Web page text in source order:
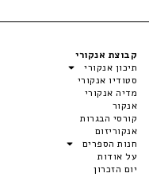
קבוצת אנקורי
תיכון אנקורי
סטודיו אנקורי
מדיה אנקורי
אנקור
קורסי הבגרות
אנקוריזום
חנות הספרים
על אודות
יום הזכרון